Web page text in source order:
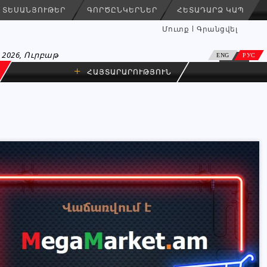
ՏԵՍԱՆՅՈՒԹԵՐ ԳՈՐԾԸՆԿԵՐՆԵՐ ՀԵՏԱԴԱՐՁ ԿԱՊ
Մուտք Գրանցվել
ENG РУС
Ուրբաթ
+ ՀԱՅՏԱՐԱՐՈՒԹՅՈՒՆ